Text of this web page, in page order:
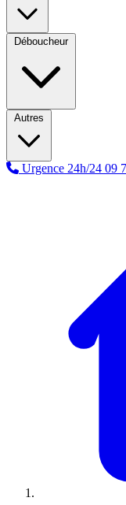
Déboucheur
Autres
Urgence 24h/24 09